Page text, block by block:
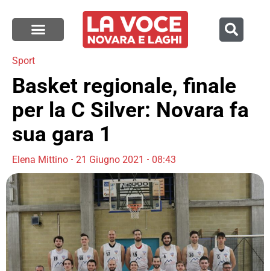
Sport
Basket regionale, finale
per la C Silver: Novara fa
sua gara 1
Elena Mittino 21 Giugno 2021 08:43